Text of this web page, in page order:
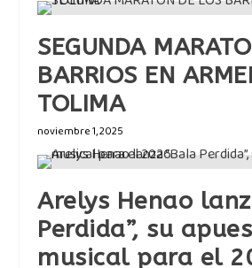
SEGUNDA
BARRIOS EN
TOLIMA
noviembre 1, 2025
Arelys Henao
Perdida”, su
musical para el